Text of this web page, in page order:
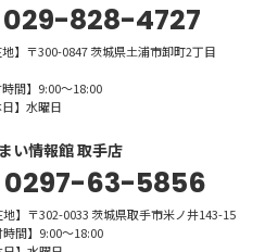
029-828-4727
地】〒300-0847 茨城県土浦市卸町2丁目
時間】9:00～18:00
日】水曜日
い情報館 取手店
0297-63-5856
地】〒302-0033 茨城県取手市米ノ井143-15
時間】9:00～18:00